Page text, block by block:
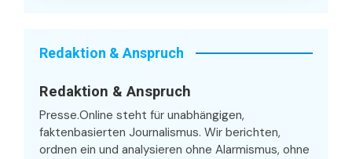
Redaktion & Anspruch
Redaktion & Anspruch
Presse.Online steht für unabhängigen,
faktenbasierten Journalismus. Wir berichten,
ordnen ein und analysieren ohne Alarmismus, ohne